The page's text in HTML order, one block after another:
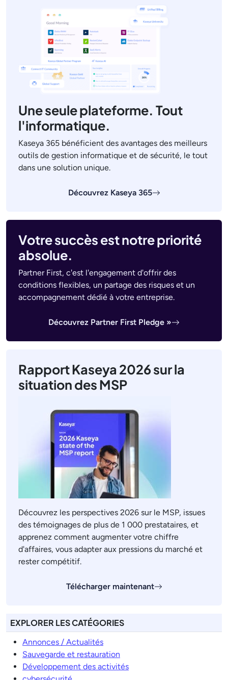
Une seule plateforme. Tout
l'informatique.
Kaseya 365 bénéficient des avantages des meilleurs
outils de gestion informatique et de sécurité, le tout
dans une solution unique.
Découvrez Kaseya 365
Votre succès est notre priorité
absolue.
Partner First, c'est l'engagement d'offrir des
conditions flexibles, un partage des risques et un
accompagnement dédié à votre entreprise.
Découvrez Partner First Pledge »
Rapport Kaseya 2026 sur la
situation des MSP
Découvrez les perspectives 2026 sur le MSP, issues
des témoignages de plus de 1 000 prestataires, et
apprenez comment augmenter votre chiffre
d'affaires, vous adapter aux pressions du marché et
rester compétitif.
Télécharger maintenant
EXPLORER LES CATÉGORIES
Annonces / Actualités
Sauvegarde et restauration
Développement des activités